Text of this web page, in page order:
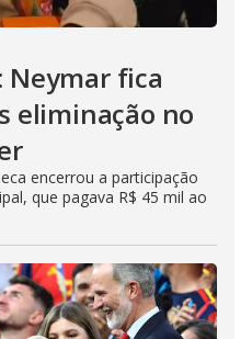
Neymar fica
eliminação no
encerrou a participação
que pagava R$ 45 mil ao